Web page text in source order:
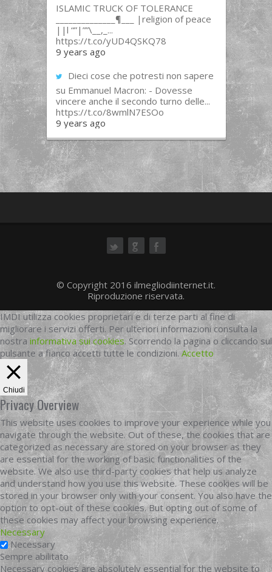
ISLAMIC TRUCK OF TOLERANCE
______________¶___ |religion of peace
||l “”|””\__,_...
https://t.co/yUD4QSKQ78
9 years ago
Dieci cose che potresti non sapere
su Emmanuel Macron: - Dovesse
vincere anche il secondo turno delle...
https://t.co/8wmlN7ESOo
9 years ago
© Copyright 2016 ilmegliodiinternet.it.
Riproduzione riservata.
IMDI utilizza cookies proprietari e di terze parti al fine di
migliorare i servizi offerti. Per ulteriori informazioni consulta la
nostra informativa sui cookies. Scorrendo la pagina o cliccando sul
pulsante a fianco accetti tutte le condizioni.Accetto
Chiudi
Privacy Overview
This website uses cookies to improve your experience while you
navigate through the website. Out of these, the cookies that are
categorized as necessary are stored on your browser as they
are essential for the working of basic functionalities of the
website. We also use third-party cookies that help us analyze
and understand how you use this website. These cookies will be
stored in your browser only with your consent. You also have the
option to opt-out of these cookies. But opting out of some of
these cookies may affect your browsing experience.
Necessary
Necessary
Sempre abilitato
Necessary cookies are absolutely essential for the website to